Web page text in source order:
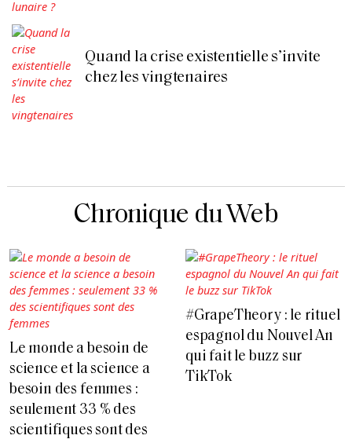
Quand la crise existentielle s’invite
chez les vingtenaires
Chronique du Web
Le monde a besoin de
science et la science a
besoin des femmes :
seulement 33 % des
scientifiques sont des
#GrapeTheory : le rituel
espagnol du Nouvel An
qui fait le buzz sur
TikTok